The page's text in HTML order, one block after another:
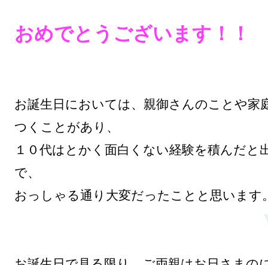
おめでとうございます！！
お誕生日においては、親御さんのことや家
つくことがあり、
１０代はとかく面白くない経験を積んだと
で、
おっしゃる通り大変だったことと思います